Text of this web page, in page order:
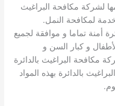
لشركة مكافحة البراغيث
لمكافحة النمل.
أمنة تماما و موافقة لجميع
و كبار السن و
مكافحة البراغيث بالدائرة
بالدائرة بهذه المواد